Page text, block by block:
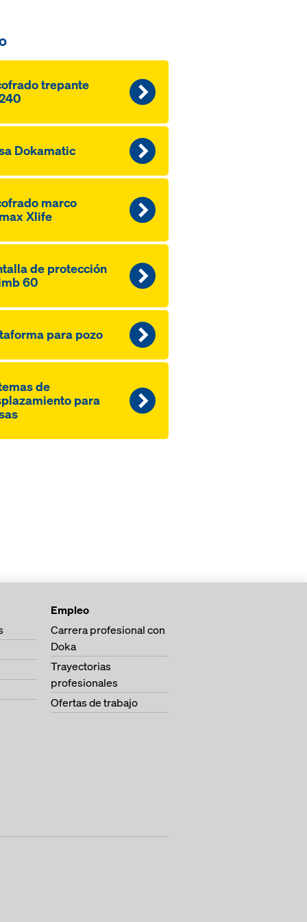
trepante
Dokamatic
marco
Xlife
de protección
60
para pozo
de
para
Empleo
Carrera profesional con
Doka
Trayectorias
profesionales
Ofertas de trabajo